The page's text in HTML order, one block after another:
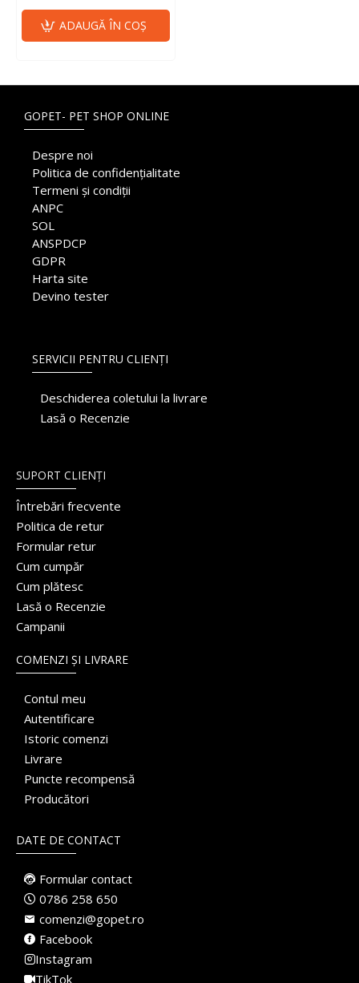
ADAUGĂ ÎN COŞ
GOPET- PET SHOP ONLINE
Despre noi
Politica de confidențialitate
Termeni și condiții
ANPC
SOL
ANSPDCP
GDPR
Harta site
Devino tester
SERVICII PENTRU CLIENȚI
Deschiderea coletului la livrare
Lasă o Recenzie
SUPORT CLIENȚI
Întrebări frecvente
Politica de retur
Formular retur
Cum cumpăr
Cum plătesc
Lasă o Recenzie
Campanii
COMENZI ȘI LIVRARE
Contul meu
Autentificare
Istoric comenzi
Livrare
Puncte recompensă
Producători
DATE DE CONTACT
Formular contact
0786 258 650
comenzi@gopet.ro
Facebook
Instagram
TikTok